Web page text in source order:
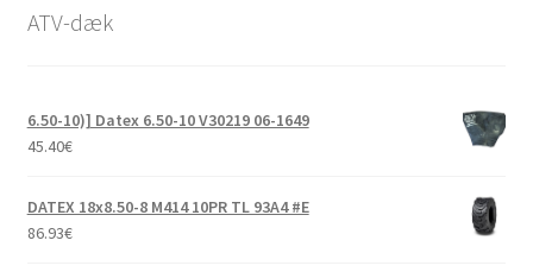
ATV-dæk
6.50-10)] Datex 6.50-10 V30219 06-1649
45.40€
DATEX 18x8.50-8 M414 10PR TL 93A4 #E
86.93€